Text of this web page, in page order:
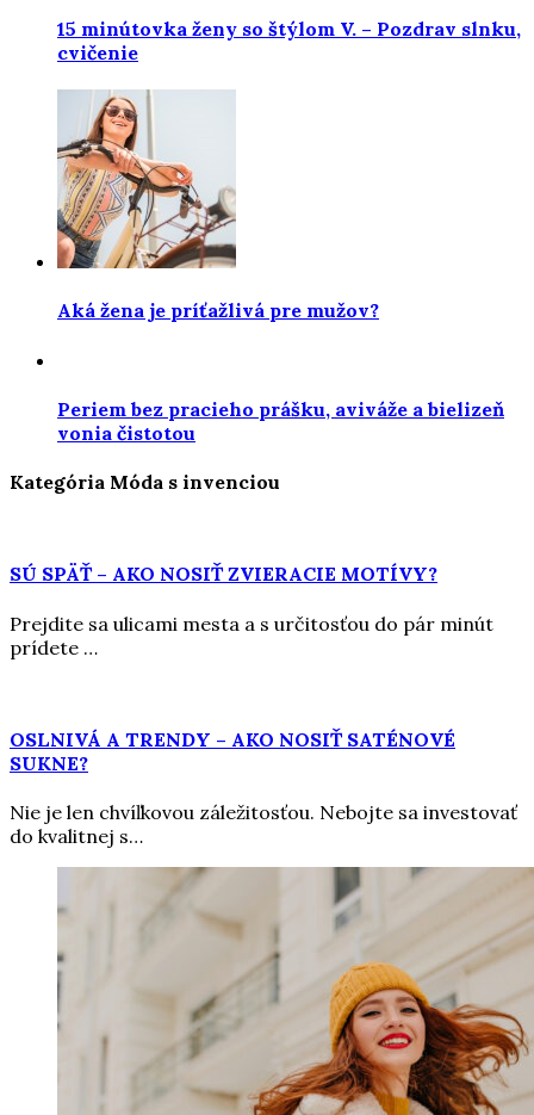
15 minútovka ženy so štýlom V. – Pozdrav slnku,
cvičenie
Aká žena je príťažlivá pre mužov?
Periem bez pracieho prášku, aviváže a bielizeň
vonia čistotou
Kategória Móda s invenciou
SÚ SPÄŤ – AKO NOSIŤ ZVIERACIE MOTÍVY?
Prejdite sa ulicami mesta a s určitosťou do pár minút
prídete …
OSLNIVÁ A TRENDY – AKO NOSIŤ SATÉNOVÉ
SUKNE?
Nie je len chvíľkovou záležitosťou. Nebojte sa investovať
do kvalitnej s…